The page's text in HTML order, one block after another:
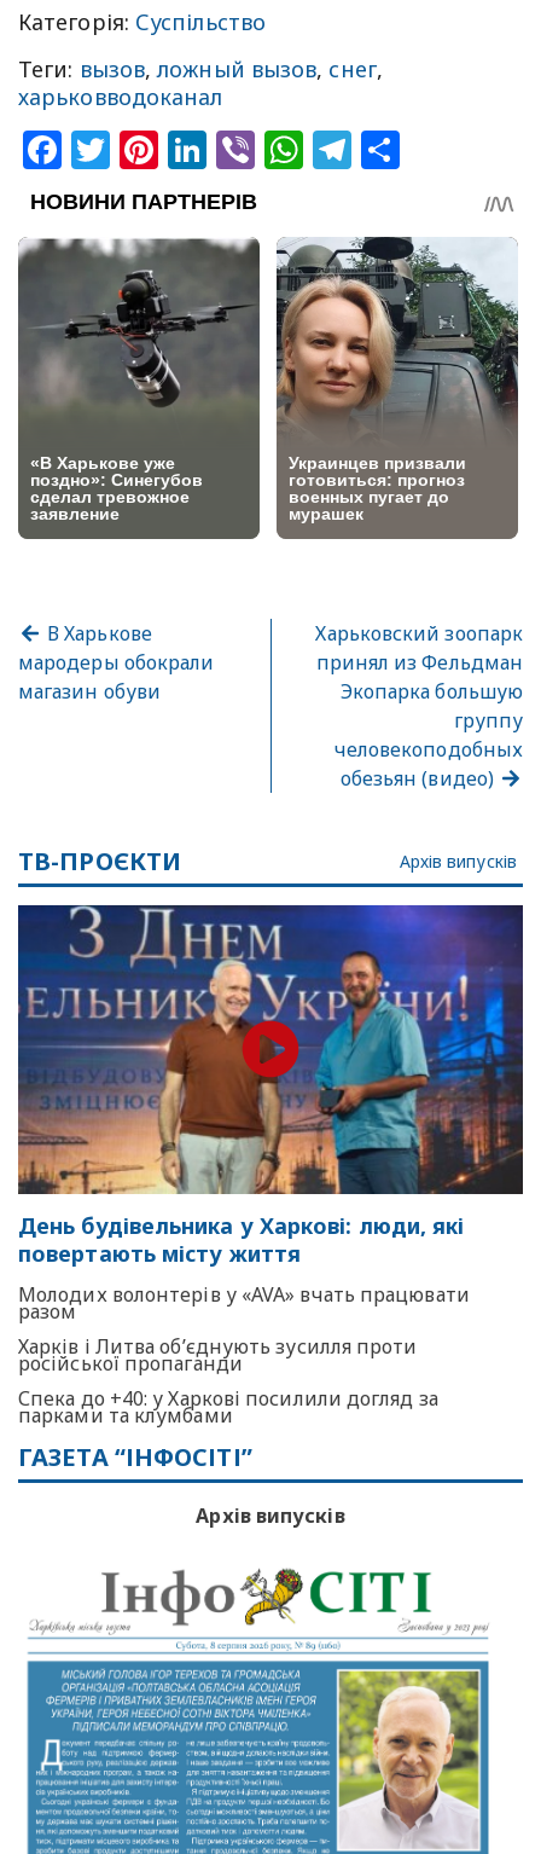
Категорія: Суспільство
Теги: вызов,ложный вызов, снег,
харьковводоканал
Facebook
Twitter
Pinterest
LinkedIn
ViberWhatsApp
Telegram
В Харькове
мародеры обокрали
магазин обуви
Харьковский зоопарк
принял из Фельдман
Экопарка большую
группу
человекоподобных
обезьян (видео)
ТВ-ПРОЄКТИ Архів випусків
День будівельника у Харкові: люди, які
повертають місту життя
Молодих волонтерів у «AVA» вчать працювати
разом
Харків і Литва об’єднують зусилля проти
російської пропаганди
Спека до +40: у Харкові посилили догляд за
парками та клумбами
ГАЗЕТА “ІНФОСІТІ”
Архів випусків